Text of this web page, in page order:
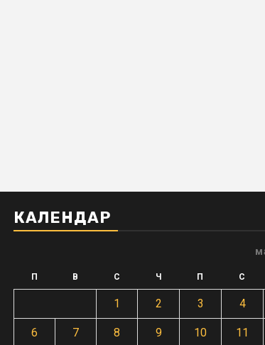
КАЛЕНДАР
П В С Ч П С
1 2 3 4
6 7 8 9 10 11